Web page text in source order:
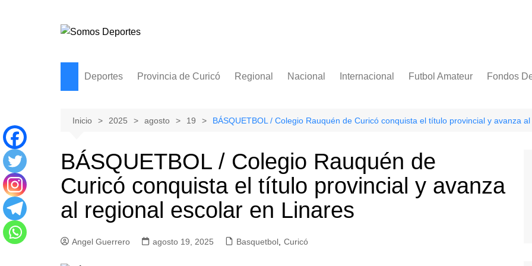
Deportes
Ciclismo
Tenis
Boxeo
Gimnasia
Provincia de Curicó
Molina
Licantén
Rauco
Sagrada Familia
Teno
Regional Nacional Internacional Futbol Amateur
Categoría Adulta
Fondos
Inicio 2025 agosto 19 BÁSQUETBOL / Colegio Rauquén de Curicó conquista el título provincial y avanza
BÁSQUETBOL / Colegio Rauquén de
Curicó conquista el título provincial y avanza
al regional escolar en Linares
Angel Guerrero agosto 19, 2025 Basquetbol Curicó